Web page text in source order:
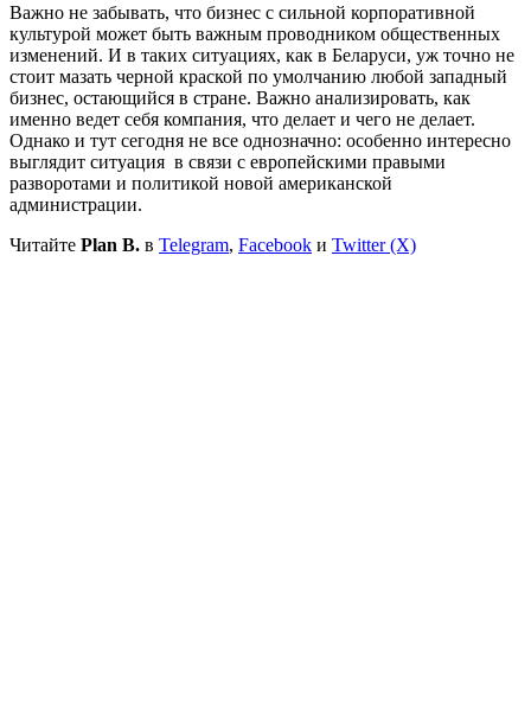
Важно не забывать, что бизнес с сильной корпоративной
культурой может быть важным проводником общественных
изменений. И в таких ситуациях, как в Беларуси, уж точно не
стоит мазать черной краской по умолчанию любой западный
бизнес, остающийся в стране. Важно анализировать, как
именно ведет себя компания, что делает и чего не делает.
Однако и тут сегодня не все однозначно: особенно интересно
выглядит ситуация в связи с европейскими правыми
разворотами и политикой новой американской
администрации.
Читайте Plan B. в Telegram, Facebook и Twitter (X)